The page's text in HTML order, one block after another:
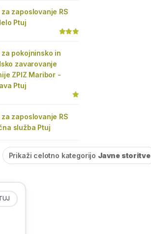
zaposlovanje RS
Ptuj
za pokojninsko in
zavarovanje
ZPIZ Maribor -
Ptuj
zaposlovanje RS
služba Ptuj
Prikaži celotno kategorijo Javne storitve